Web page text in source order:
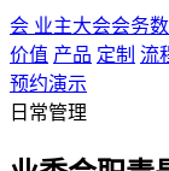
会 业主大会会务
价值 产品 定制 流
预约演示
日常管理